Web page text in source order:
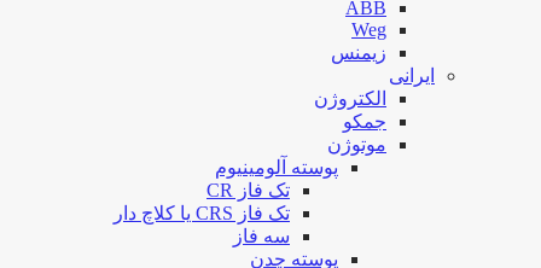
ABB
Weg
زیمنس
ایرانی
الکتروژن
جمکو
موتوژن
پوسته آلومینیوم
تک فاز CR
تک فاز CRS یا کلاچ دار
سه فاز
پوسته چدن